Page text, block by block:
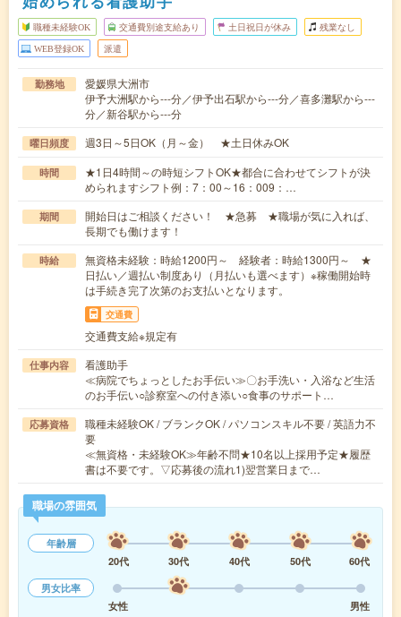
職種未経験OK 交通費別途支給あり 土日祝日が休み 残業なし
WEB登録OK 派遣
勤務地
愛媛県大洲市
伊予大洲駅から---分／伊予出石駅から---分／喜多灘駅から---
分／新谷駅から---分
曜日頻度 週3日～5日OK（月～金） ★土日休みOK
時間
★1日4時間～の時短シフトOK★都合に合わせてシフトが決
められますシフト例：7：00～16：009：…
期間
開始日はご相談ください！ ★急募 ★職場が気に入れば、
長期でも働けます！
時給
無資格未経験：時給1200円～ 経験者：時給1300円～ ★
日払い／週払い制度あり（月払いも選べます）※稼働開始時
は手続き完了次第のお支払いとなります。
交通費
交通費支給※規定有
仕事内容
看護助手
≪病院でちょっとしたお手伝い≫〇お手洗い・入浴など生活
のお手伝い○診察室への付き添い○食事のサポート…
応募資格
職種未経験OK / ブランクOK / パソコンスキル不要 / 英語力不
要
≪無資格・未経験OK≫年齢不問★10名以上採用予定★履歴
書は不要です。▽応募後の流れ1)翌営業日まで…
職場の雰囲気
年齢層
20代
30代 40代 50代
60代
男女比率
女性
男性